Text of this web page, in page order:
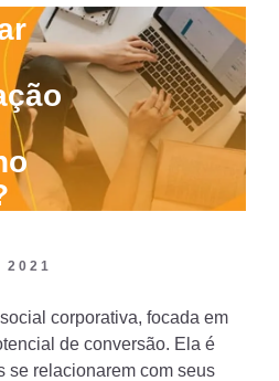
2021
corporativa, focada em
de conversão. Ela é
se relacionarem com seus